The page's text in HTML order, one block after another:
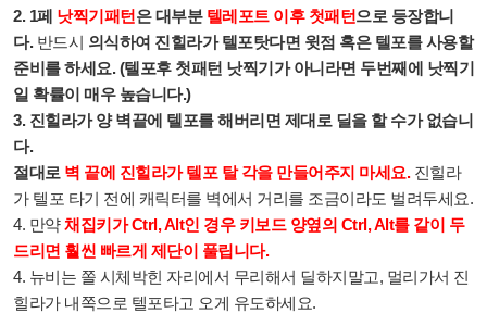
2. 1페 낫찍기패턴은 대부분 텔레포트 이후 첫패턴으로 등장합니
다. 반드시 의식하여 진힐라가 텔포탓다면 윗점 혹은 텔포를 사용할
준비를 하세요. (텔포후 첫패턴 낫찍기가 아니라면 두번째에 낫찍기
일 확률이 매우 높습니다.)
3.진힐라가 양 벽끝에 텔포를 해버리면 제대로 딜을 할 수가 없습니
다.
절대로 벽 끝에 진힐라가 텔포 탈 각을 만들어주지 마세요. 진힐라
가 텔포 타기 전에 캐릭터를 벽에서 거리를 조금이라도 벌려두세요.
4. 만약 채집키가 Ctrl, Alt인 경우 키보드 양옆의 Ctrl, Alt를 같이 두
드리면 훨씬 빠르게 제단이 풀립니다.
4. 뉴비는 쫄 시체박힌 자리에서 무리해서 딜하지말고, 멀리가서 진
힐라가 내쪽으로 텔포타고 오게 유도하세요.